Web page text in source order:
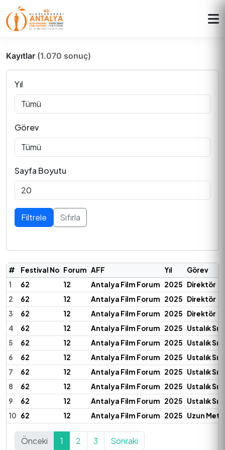
Kayıtlar (1.070 sonuç)
Yıl
Görev
Sayfa Boyutu
Filtrele Sıfırla
# Festival No Forum AFF Yıl
Görev
1
62 12 Antalya Film Forum 2025 Direktör
2
62 12 Antalya Film Forum 2025 Direktör
3
62 12 Antalya Film Forum 2025 Direktör
4
62 12 Antalya Film Forum 2025 Ustalık
5
62 12 Antalya Film Forum 2025 Ustalık
6
62 12 Antalya Film Forum 2025 Ustalık
7
62 12 Antalya Film Forum 2025 Ustalık
8
62 12 Antalya Film Forum 2025 Ustalık
9
62 12 Antalya Film Forum 2025 Ustalık
10 62 12 Antalya Film Forum 2025 Uzun
Önceki 1 2 3 Sonraki